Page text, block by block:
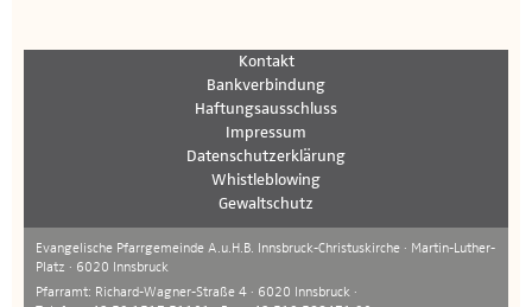
Kontakt
Bankverbindung
Haftungsausschluss
Impressum
Datenschutzerklärung
Whistleblowing
Gewaltschutz
Evangelische Pfarrgemeinde A.u.H.B. Innsbruck-Christuskirche · Martin-Luther-
Platz · 6020 Innsbruck
Pfarramt: Richard-Wagner-Straße 4 · 6020 Innsbruck ·